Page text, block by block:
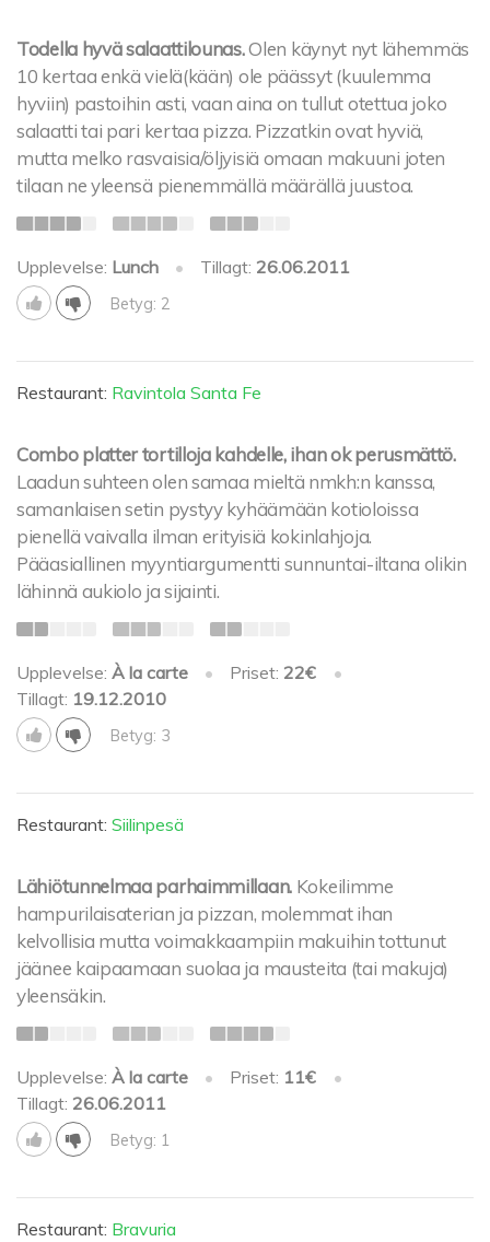
Todella hyvä salaattilounas.Olen käynyt nyt lähemmäs
10 kertaa enkä vielä(kään) ole päässyt (kuulemma
hyviin) pastoihin asti, vaan aina on tullut otettua joko
salaatti tai pari kertaa pizza. Pizzatkin ovat hyviä,
mutta melko rasvaisia/öljyisiä omaan makuuni joten
tilaan ne yleensä pienemmällä määrällä juustoa.
Upplevelse: Lunch • Tillagt: 26.06.2011
Betyg: 2
Restaurant: Ravintola Santa Fe
Combo platter tortilloja kahdelle, ihan ok perusmättö.
Laadun suhteen olen samaa mieltä nmkh:n kanssa,
samanlaisen setin pystyy kyhäämään kotioloissa
pienellä vaivalla ilman erityisiä kokinlahjoja.
Pääasiallinen myyntiargumentti sunnuntai-iltana olikin
lähinnä aukiolo ja sijainti.
Upplevelse: À la carte • Priset: 22€
•
Tillagt: 19.12.2010
Betyg: 3
Restaurant: Siilinpesä
Lähiötunnelmaa parhaimmillaan. Kokeilimme
hampurilaisaterian ja pizzan, molemmat ihan
kelvollisia mutta voimakkaampiin makuihin tottunut
jäänee kaipaamaan suolaa ja mausteita (tai makuja)
yleensäkin.
Upplevelse: À la carte • Priset: 11€
•
Tillagt: 26.06.2011
Betyg: 1
Restaurant: Bravuria